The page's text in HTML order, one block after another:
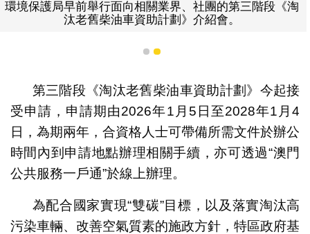
環境保護局早前舉行面向相關業界、社團的第三階段《淘
汰老舊柴油車資助計劃》介紹會。
1 2
第三階段《淘汰老舊柴油車資助計劃》今起接
受申請，申請期由2026年1月5日至2028年1月4
日，為期兩年，合資格人士可帶備所需文件於辦公
時間內到申請地點辦理相關手續，亦可透過“澳門
公共服務一戶通”於線上辦理。
為配合國家實現“雙碳”目標，以及落實淘汰高
污染車輛、改善空氣質素的施政方針，特區政府基